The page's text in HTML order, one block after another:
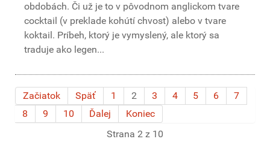
obdobách. Či už je to v pôvodnom anglickom tvare
cocktail (v preklade kohútí chvost) alebo v tvare
koktail. Príbeh, ktorý je vymyslený, ale ktorý sa
traduje ako legen...
Začiatok Späť 1 2 3 4 5 6
7
8
9 10 Ďalej
Koniec
Strana 2 z 10